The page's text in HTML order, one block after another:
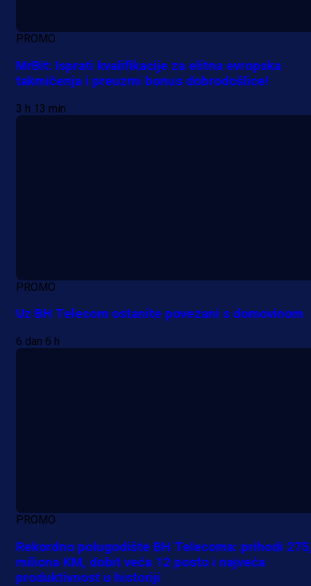
PROMO
MrBit: Isprati kvalifikacije za elitna evropska
takmičenja i preuzmi bonus dobrodošlice!
3 h 13 min
PROMO
Uz BH Telecom ostanite povezani s domovinom
6 dan 6 h
PROMO
Rekordno polugodište BH Telecoma: prihodi
miliona KM, dobit veća 12 posto i najveća
produktivnost u historiji